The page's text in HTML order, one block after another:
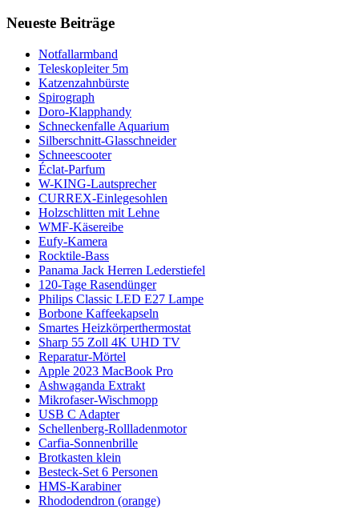
Neueste Beiträge
Notfallarmband
Teleskopleiter 5m
Katzenzahnbürste
Spirograph
Doro-Klapphandy
Schneckenfalle Aquarium
Silberschnitt-Glasschneider
Schneescooter
Éclat-Parfum
W-KING-Lautsprecher
CURREX-Einlegesohlen
Holzschlitten mit Lehne
WMF-Käsereibe
Eufy-Kamera
Rocktile-Bass
Panama Jack Herren Lederstiefel
120-Tage Rasendünger
Philips Classic LED E27 Lampe
Borbone Kaffeekapseln
Smartes Heizkörperthermostat
Sharp 55 Zoll 4K UHD TV
Reparatur-Mörtel
Apple 2023 MacBook Pro
Ashwaganda Extrakt
Mikrofaser-Wischmopp
USB C Adapter
Schellenberg-Rollladenmotor
Carfia-Sonnenbrille
Brotkasten klein
Besteck-Set 6 Personen
HMS-Karabiner
Rhododendron (orange)